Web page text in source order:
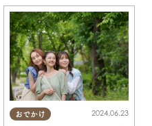
おでかけ 2024.06.23